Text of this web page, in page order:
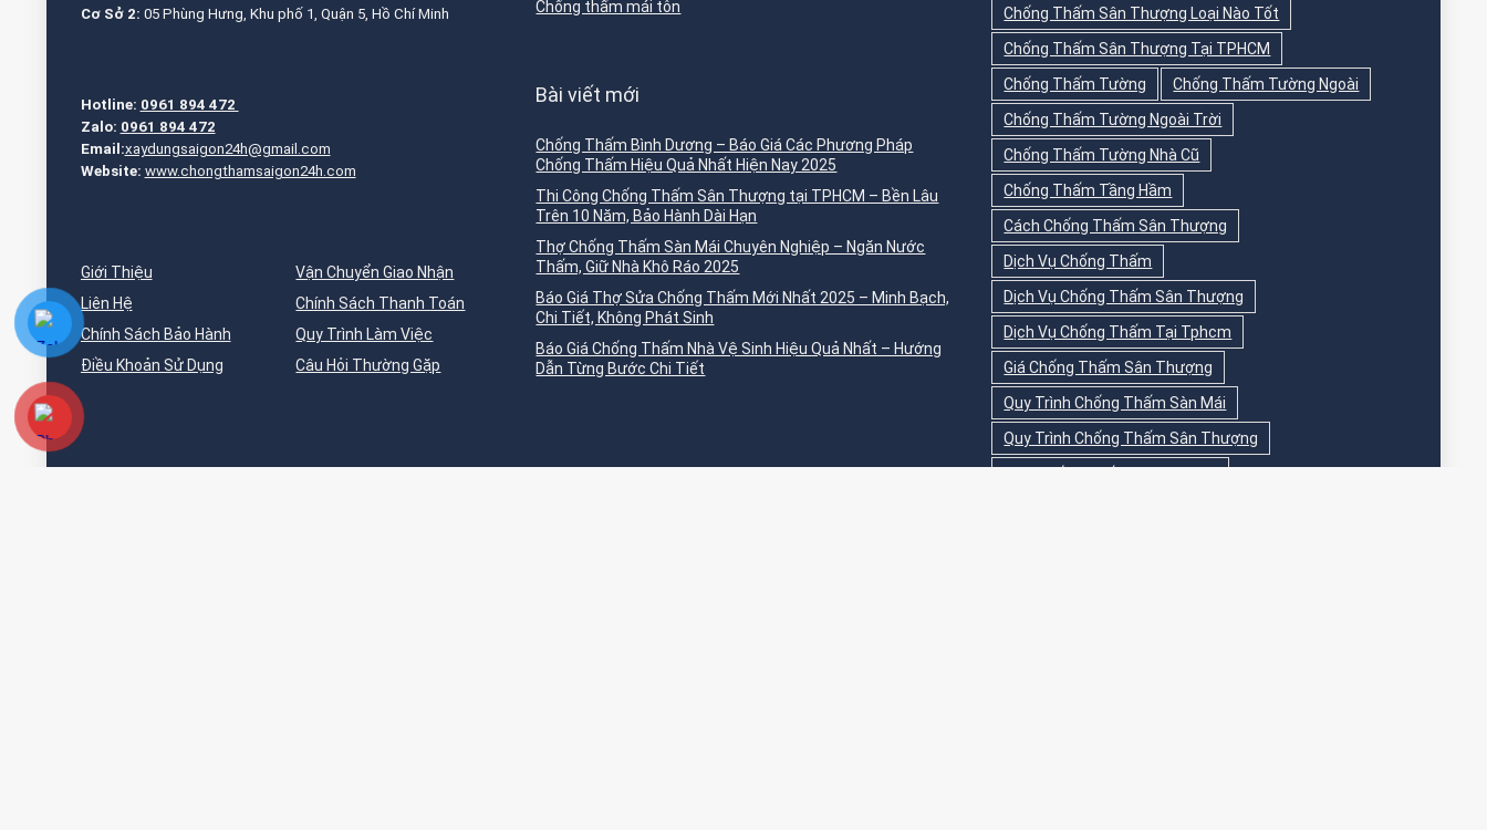
Cơ Sở 2: 05 Phùng Hưng, Khu phố 1, Quận 5, Hồ Chí Minh
Hotline: 0961 894 472
Zalo: 0961 894 472
Email:xaydungsaigon24h@gmail.com
Website: www.chongthamsaigon24h.com
Giới Thiệu
Liên Hệ
Chính Sách Bảo Hành
Điều Khoản Sử Dụng
Vận Chuyển Giao Nhận
Chính Sách Thanh Toán
Quy Trình Làm Việc
Câu Hỏi Thường Gặp
Chống thấm mái tôn
Bài viết mới
Chống Thấm Bình Dương – Báo Giá Các Phương Pháp
Chống Thấm Hiệu Quả Nhất Hiện Nay 2025
Thi Công Chống Thấm Sân Thượng tại TPHCM – Bền Lâu
Trên 10 Năm, Bảo Hành Dài Hạn
Thợ Chống Thấm Sàn Mái Chuyên Nghiệp – Ngăn Nước
Thấm, Giữ Nhà Khô Ráo 2025
Báo Giá Thợ Sửa Chống Thấm Mới Nhất 2025 – Minh Bạch,
Chi Tiết, Không Phát Sinh
Báo Giá Chống Thấm Nhà Vệ Sinh Hiệu Quả Nhất – Hướng
Dẫn Từng Bước Chi Tiết
Chống Thấm Sân Thượng Loại Nào Tốt
Chống Thấm Sân Thượng Tại TPHCM
Chống Thấm Tường
Chống Thấm Tường Ngoài
Chống Thấm Tường Ngoài Trời
Chống Thấm Tường Nhà Cũ
Chống Thấm Tầng Hầm
Cách Chống Thấm Sân Thượng
Dịch Vụ Chống Thấm
Dịch Vụ Chống Thấm Sân Thượng
Dịch Vụ Chống Thấm Tại Tphcm
Giá Chống Thấm Sân Thượng
Quy Trình Chống Thấm Sàn Mái
Quy Trình Chống Thấm Sân Thượng